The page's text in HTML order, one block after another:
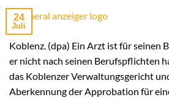
24
Juli
Koblenz. (dpa) Ein Arzt ist für seinen
er nicht nach seinen Berufspflichten
das Koblenzer Verwaltungsgericht
Aberkennung der Approbation für